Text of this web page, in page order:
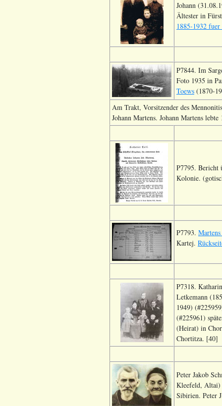
Johann
Ältester in
1885-1932
P7844. Im
Foto 1935 in
Toews (1870-
Am Trakt, Vorsitzender des
Johann Martens. Johann Martens
P7795. Bericht
Kolonie.
P7793.
Kartej.
P7318.
Letkemann
1949)
(#225961)
(Heirat) in
Chortitza. [40]
Peter Jakob
Kleefeld, Altai)
Sibirien. Peter